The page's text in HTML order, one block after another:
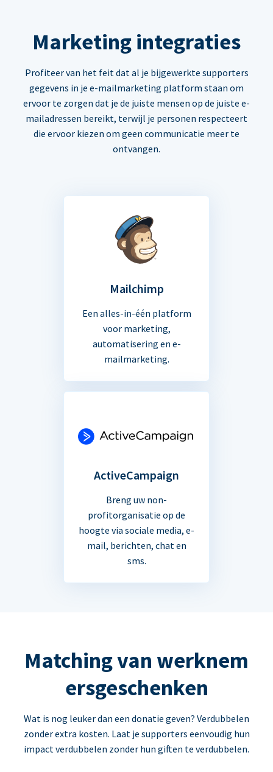
Marketing integraties
Profiteer van het feit dat al je bijgewerkte supporters
gegevens in je e-mailmarketing platform staan om
ervoor te zorgen dat je de juiste mensen op de juiste e-
mailadressen bereikt, terwijl je personen respecteert
die ervoor kiezen om geen communicatie meer te
ontvangen.
Mailchimp
Een alles-in-één platform
voor marketing,
automatisering en e-
mailmarketing.
ActiveCampaign
Breng uw non-
profitorganisatie op de
hoogte via sociale media, e-
mail, berichten, chat en
sms.
Matching van werknem
ersgeschenken
Wat is nog leuker dan een donatie geven? Verdubbelen
zonder extra kosten. Laat je supporters eenvoudig hun
impact verdubbelen zonder hun giften te verdubbelen.